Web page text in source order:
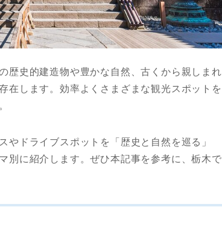
歴史的建造物や豊かな自然、古くから親しまれ
在します。効率よくさまざまな観光スポットを
やドライブスポットを「歴史と自然を巡る」
別に紹介します。ぜひ本記事を参考に、栃木で